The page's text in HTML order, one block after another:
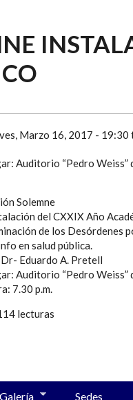
Marzo 16, 2017 - 19:30
Auditorio “Pedro Weiss”
Solemne
del CXXIX Año
de los Desórdenes
en salud pública.
Eduardo A. Pretell
Auditorio “Pedro Weiss”
7.30 p.m.
lecturas
Galería Sedes